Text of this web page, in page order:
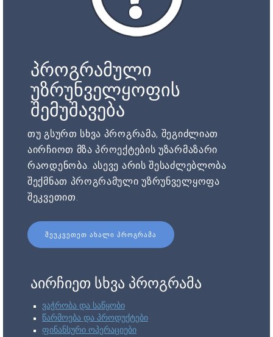
პროგრამული
უზრუნველყოფის
შემუშავება
თუ გსურთ სხვა პროგრამა, შეგიძლიათ
აირჩიოთ მზა პროექტების უზარმაზარი
რაოდენობა. ასევე არის შესაძლებლობა
შექმნათ პროგრამული უზრუნველყოფა
შეკვეთით.
ᲨᲔᲣᲙᲕᲔᲗᲔᲗ ᲐᲮᲐᲚᲘ ᲞᲠᲝᲒᲠᲐᲛᲐ
აირჩიეთ სხვა პროგრამა
ვაჭრობა და საწყობი
წარმოება და პროდუქტები
ფინანსური ოპერაციები